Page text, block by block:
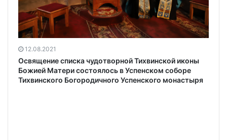
12.08.2021
Освящение списка чудотворной Тихвинской иконы
Божией Матери состоялось в Успенском соборе
Тихвинского Богородичного Успенского монастыря